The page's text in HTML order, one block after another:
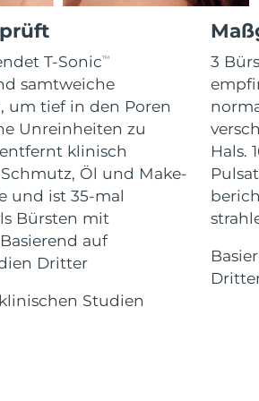
T-SonicTM
samtweiche
um tief in den Poren
Unreinheiten zu
klinisch
Öl und Make-
und ist 35-mal
Bürsten mit
auf
Dritter
Studien
3
Hals.
hair
8/11/26
Erwartete Lieferung 8/13/26
Erwartete Lieferung
Erwartete Lieferung
Erwartete Lieferung 8/14/26
Erwartete Lieferung
8/9/26